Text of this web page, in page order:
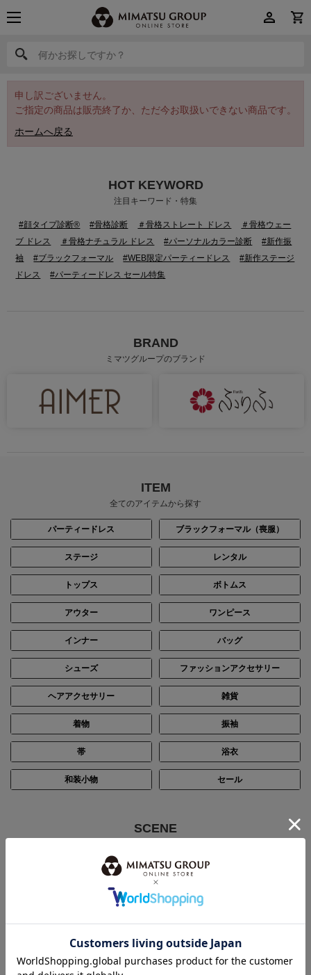
何かお探しですか？
何かお探しですか？
申し訳ございません。
ご指定の商品は販売終了か、ただ今お取扱いできない商品です。
ホームへ戻る
HOT KEYWORD
注目キーワード・特集
#顔タイプ診断® #骨格診断 ＃骨格ストレート ドレス
＃骨格ウェー
ブ ドレス
＃骨格ナチュラル ドレス #パーソナルカラー診断
#新作振
袖
#ブラックフォーマル #WEB限定パーティードレス
#新作ステージ
ドレス
#パーティードレス セール特集
BRAND
ミマツグループのブランド
ITEM
全てのアイテムから探す
パーティードレス ブラックフォーマル（喪服）
ステージ レンタル
トップス ボトムス
アウター ワンピース
インナー バッグ
シューズ ファッションアクセサリー
ヘアアクセサリー 雑貨
着物 振袖
帯 浴衣
和装小物 セール
SCENE
結婚式・披露宴
ステージ・演奏会 入卒・七五三・顔合わせ
お通夜・お葬式 デイリー
卒業式